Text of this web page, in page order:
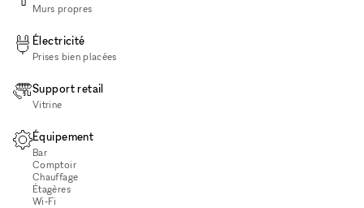
Murs propres
Électricité
Prises bien placées
Support retail
Vitrine
Équipement
Bar
Comptoir
Chauffage
Étagères
Wi‑Fi